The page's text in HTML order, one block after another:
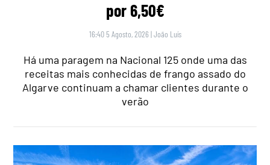
por 6,50€
16:40 5 Agosto, 2026 |João Luís
Há uma paragem na Nacional 125 onde uma das
receitas mais conhecidas de frango assado do
Algarve continuam a chamar clientes durante o
verão